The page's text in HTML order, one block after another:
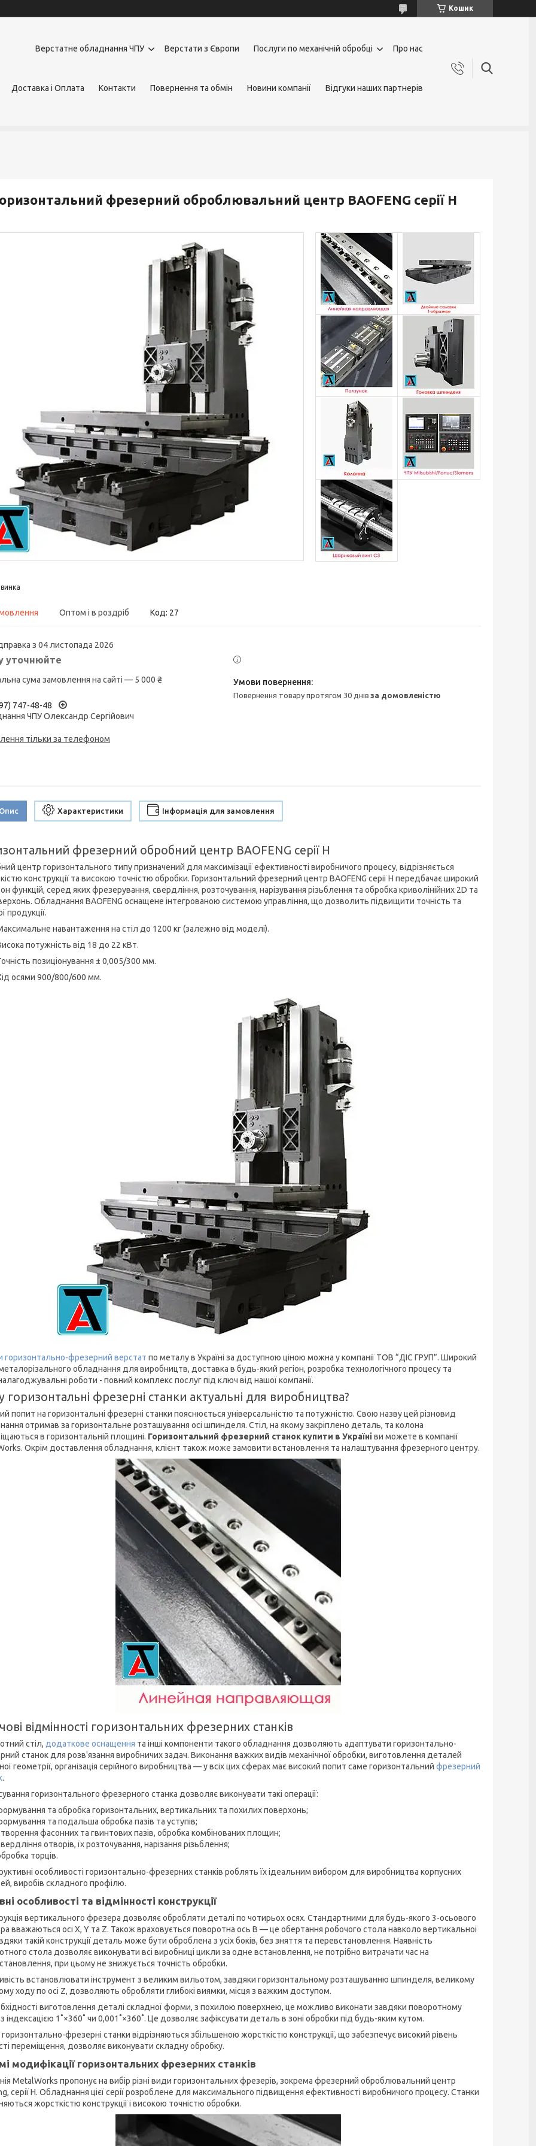
Кошик
Верстатне обладнання ЧПУ Верстати з Європи Послуги по механічній обробці Про нас
Доставка і Оплата Контакти Повернення та обмін Новини компанії Відгуки наших партнерів
фрезерний оброблювальний центр BAOFENG серії H
Оптом і в роздріб Код: 27
з 04 листопада 2026
уточнюйте
сума замовлення на сайті — 5 000 ₴
747-48-48
ЧПУ Олександр Сергійович
тільки за телефоном
повернення товару протягом 30 днівза домовленістю
Опис Характеристики Інформація для замовлення
фрезерний обробний центр BAOFENG серії H
центр горизонтального типу призначений для максимізації ефективності виробничого процесу, відрізняється
конструкції та високою точністю обробки. Горизонтальний фрезерний центр BAOFENG серії H передбачає широкий
функцій, серед яких фрезерування, свердління, розточування, нарізування різьблення та обробка криволінійних 2D та
Обладнання BAOFENG оснащене інтегрованою системою управління, що дозволить підвищити точність та
продукції.
навантаження на стіл до 1200 кг (залежно від моделі).
потужність від 18 до 22 кВт.
позиціонування ± 0,005/300 мм.
осями 900/800/600 мм.
горизонтально-фрезерний верстат по металу в Україні за доступною ціною можна у компанії ТОВ “ДІС ГРУП”. Широкий
обладнання для виробництв, доставка в будь-який регіон, розробка технологічного процесу та
роботи - повний комплекс послуг під ключ від нашої компанії.
горизонтальні фрезерні станки актуальні для виробництва?
попит на горизонтальні фрезерні станки пояснюється універсальністю та потужністю. Свою назву цей різновид
отримав за горизонтальне розташування осі шпинделя. Стіл, на якому закріплено деталь, та колона
в горизонтальній площині. Горизонтальний фрезерний станок купити в Україні ви можете в компанії
Окрім доставлення обладнання, клієнт також може замовити встановлення та налаштування фрезерного центру.
відмінності горизонтальних фрезерних станків
стіл, додаткове оснащення та інші компоненти такого обладнання дозволяють адаптувати горизонтально-
станок для розв'язання виробничих задач. Виконання важких видів механічної обробки, виготовлення деталей
геометрії, організація серійного виробництва — у всіх цих сферах має високий попит саме горизонтальний фрезерний
.
горизонтального фрезерного станка дозволяє виконувати такі операції:
та обробка горизонтальних, вертикальних та похилих поверхонь;
та подальша обробка пазів та уступів;
фасонних та гвинтових пазів, обробка комбінованих площин;
отворів, їх розточування, нарізання різьблення;
торців.
особливості горизонтально-фрезерних станків роблять їх ідеальним вибором для виробництва корпусних
виробів складного профілю.
особливості та відмінності конструкції
вертикального фрезера дозволяє обробляти деталі по чотирьох осях. Стандартними для будь-якого 3-осьового
вважаються осі X, Y та Z. Також враховується поворотна ось B — це обертання робочого стола навколо вертикальної
такій конструкції деталь може бути оброблена з усіх боків, без зняття та перевстановлення. Наявність
стола дозволяє виконувати всі виробниці цикли за одне встановлення, не потрібно витрачати час на
при цьому не знижується точність обробки.
встановлювати інструмент з великим вильотом, завдяки горизонтальному розташуванню шпинделя, великому
ходу по осі Z, дозволяють обробляти глибокі виямки, місця з важким доступом.
виготовлення деталі складної форми, з похилою поверхнею, це можливо виконати завдяки поворотному
індексацією 1˚×360˚ чи 0,001˚×360˚. Це дозволяє зафіксувати деталь в зоні обробки під будь-яким кутом.
фрезерні станки відрізняються збільшеною жорсткістю конструкції, що забезпечує високий рівень
переміщення, дозволяє виконувати складну обробку.
модифікації горизонтальних фрезерних станків
MetalWorks пропонує на вибір різні види горизонтальних фрезерів, зокрема фрезерний оброблювальний центр
серії H. Обладнання цієї серії розроблене для максимального підвищення ефективності виробничого процесу. Станки
жорсткістю конструкції і високою точністю обробки.